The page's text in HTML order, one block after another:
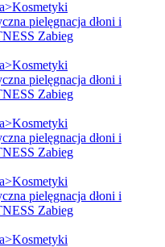
pielęgnacja dłoni i
Zabieg
pielęgnacja dłoni i
Zabieg
pielęgnacja dłoni i
Zabieg
pielęgnacja dłoni i
Zabieg